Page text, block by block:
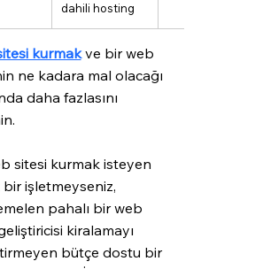
dahili hosting
kurmak ve bir web
ne kadara mal olacağı
daha fazlasını
sitesi kurmak isteyen
bir işletmeyseniz,
pahalı bir web
kiralamayı
bütçe dostu bir